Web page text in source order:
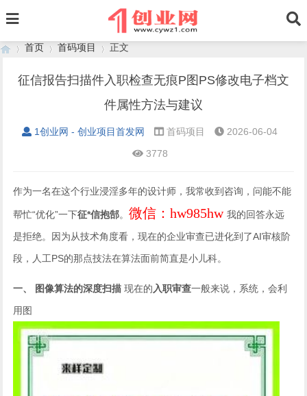
首页 首码项目 正文
征信报告扫描件入职检查无痕P图PS修改电子档文
件属性方法与建议
1创业网 - 创业项目首发网 首码项目
2026-06-04
3778
作为一名在这个行业浸淫多年的设计师，我常收到咨询，问能不能
帮忙“优化”一下征*信抱郜。微信：hw985hw我的回答永远
是拒绝。因为从技术角度看，现在的企业审查已进化到了AI审核阶
段，人工PS的那点技法在算法面前简直是小儿科。
一、 图像算法的深度扫描 现在的 入职审查一般来说，系统，会利
用图